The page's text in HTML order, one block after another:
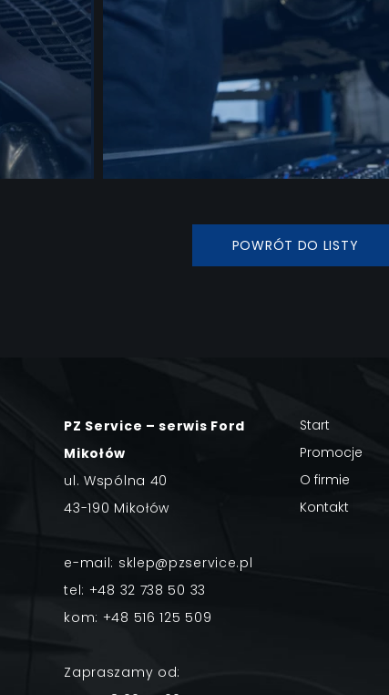
POWRÓT DO LISTY
PZ Service – serwis Ford
Mikołów
ul. Wspólna 40
43-190 Mikołów
e-mail: sklep@pzservice.pl
tel: +48 32 738 50 33
kom: +48 516 125 509
Zapraszamy od:
Start
Promocje
O firmie
Kontakt